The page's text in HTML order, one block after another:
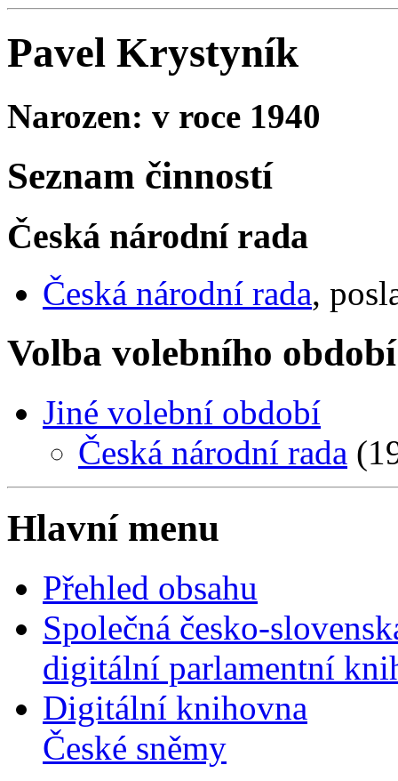
Pavel Krystyník
Narozen: v roce 1940
Seznam činností
Česká národní rada
Česká národní rada,
Volba volebního období
Jiné volební období
Česká národní rada
Hlavní menu
Přehled obsahu
Společná česko-
digitální parlamentní
Digitální knihovna
České sněmy